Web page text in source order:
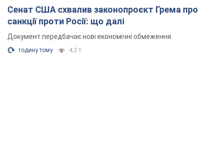
Сенат США схвалив законопроєкт Грема про
санкції проти Росії: що далі
Документ передбачає нові економічні обмеження
годину тому 4,2 т.